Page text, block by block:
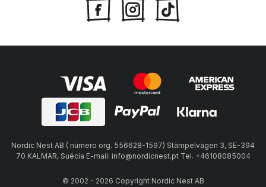
Nordic Nest AB ( número org. 556628-1597) Stämpelvägen 3, SE-394
70 KALMAR, Suécia E-mail: info@nordicnest.pt Tel. +46108085004
© 2002 - 2026 Copyright Nordic Nest AB